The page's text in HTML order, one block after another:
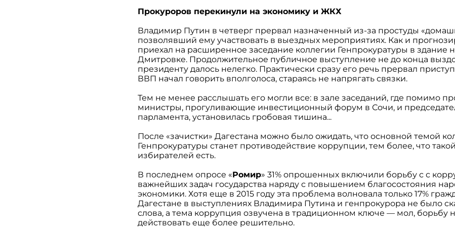
Прокуроров перекинули на экономику и ЖКХ
Владимир Путин в четверг прервал назначенный из-за простуды
позволявший ему участвовать в выездных мероприятиях. Как и
приехал на расширенное заседание коллегии Генпрокуратуры в здание
Дмитровке. Продолжительное публичное выступление не до конца
президенту далось нелегко. Практически сразу его речь прервал
ВВП начал говорить вполголоса, стараясь не напрягать связки.
Тем не менее расслышать его могли все: в зале заседаний, где помимо
министры, прогуливающие инвестиционный форум в Сочи, и
парламента, установилась гробовая тишина...
После «зачистки» Дагестана можно было ожидать, что основной темой
Генпрокуратуры станет противодействие коррупции, тем более, что
избирателей есть.
В последнем опросе «Ромир» 31% опрошенных включили борьбу с с
важнейших задач государства наряду с повышением благосостояния
экономики. Хотя еще в 2015 году эта проблема волновала только 17%
Дагестане в выступлениях Владимира Путина и генпрокурора не было
слова, а тема коррупция озвучена в традиционном ключе — мол, борьбу
действовать еще более решительно.